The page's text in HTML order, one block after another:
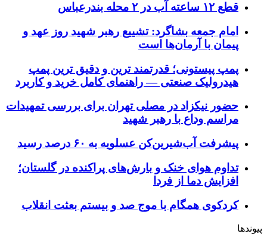
قطع ۱۲ ساعته آب در ۲ محله بندرعباس
امام جمعه بشاگرد: تشییع رهبر شهید روز عهد و
پیمان با آرمان‌ها است
پمپ پیستونی؛ قدرتمند ترین و دقیق‌ ترین پمپ
هیدرولیک صنعتی — راهنمای کامل خرید و کاربرد
حضور نیکزاد در مصلی تهران برای بررسی تمهیدات
مراسم وداع با رهبر شهید
پیشرفت آب‌شیرین‌کن عسلویه به ۶۰ درصد رسید
تداوم هوای خنک و بارش‌های پراکنده در گلستان؛
افزایش دما از فردا
کردکوی همگام با موج صد و بیستم بعثت انقلاب
پیوندها